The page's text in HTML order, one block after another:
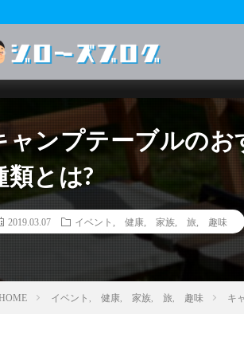
ャンプテーブルの
類とは?
2019.03.07 イベント 健康 家族 旅 趣味
イベント , 健康, 家族, 旅, 趣味 キ